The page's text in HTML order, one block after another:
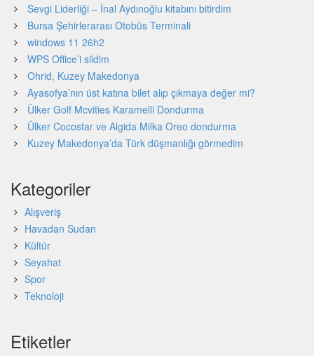
Sevgi Liderliği – İnal Aydınoğlu kitabını bitirdim
Bursa Şehirlerarası Otobüs Terminali
windows 11 26h2
WPS Office’i sildim
Ohrid, Kuzey Makedonya
Ayasofya’nın üst katına bilet alıp çıkmaya değer mi?
Ülker Golf Mcvities Karamelli Dondurma
Ülker Cocostar ve Algida Milka Oreo dondurma
Kuzey Makedonya’da Türk düşmanlığı görmedim
Kategoriler
Alışveriş
Havadan Sudan
Kültür
Seyahat
Spor
Teknoloji
Etiketler